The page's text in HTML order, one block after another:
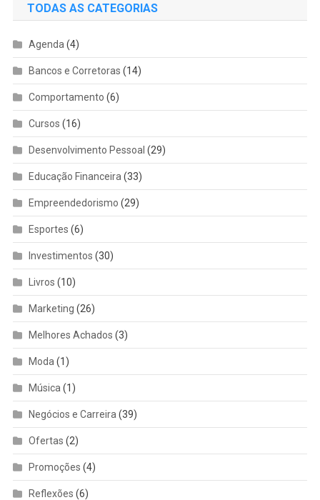
TODAS AS CATEGORIAS
Agenda (4)
Bancos e Corretoras (14)
Comportamento (6)
Cursos (16)
Desenvolvimento Pessoal (29)
Educação Financeira (33)
Empreendedorismo (29)
Esportes (6)
Investimentos (30)
Livros (10)
Marketing (26)
Melhores Achados (3)
Moda (1)
Música (1)
Negócios e Carreira (39)
Ofertas (2)
Promoções (4)
Reflexões (6)